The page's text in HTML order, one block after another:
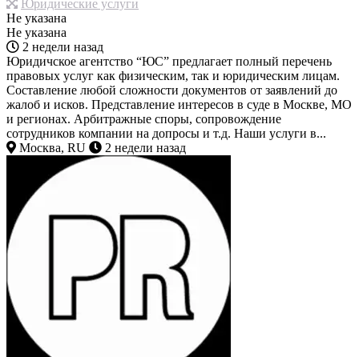
Юридические услуги
Не указана
Не указана
2 недели назад
Юридичское агентство “ЮС” предлагает полный перечень
правовых услуг как физическим, так и юридическим лицам.
Составление любой сложности документов от заявлений до
жалоб и исков. Представление интересов в суде в Москве, МО
и регионах. Арбитражные споры, сопровождение
сотрудников компании на допросы и т.д. Наши услуги в...
Москва, RU
2 недели назад